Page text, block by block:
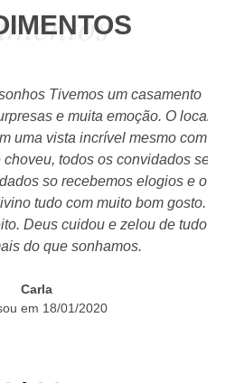
Tivemos um casamento
e muita emoção. O local
uma vista incrível mesmo com
todos os convidados se
so recebemos elogios e o
tudo com muito bom gosto.
Deus cuidou e zelou de tudo
do que sonhamos.
Carla
em 18/01/2020